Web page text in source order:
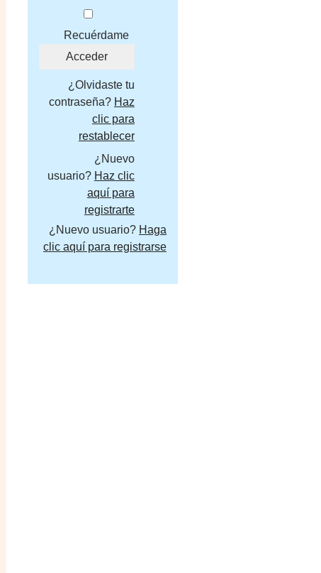
Recuérdame
¿Olvidaste tu
contraseña? Haz
clic para
restablecer
¿Nuevo
usuario? Haz clic
aquí para
registrarte
¿Nuevo usuario? Haga
clic aquí para registrarse